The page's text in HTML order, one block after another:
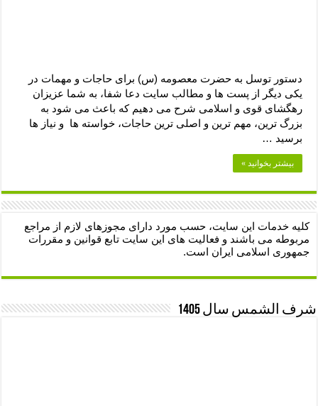
دستور توسل به حضرت معصومه (س) برای حاجات و مهمات در
یکی دیگر از پست ها و مطالب سایت دعا شفا، به شما عزیزان
رهگشای قوی و اسلامی شرح می دهیم که باعث می شود به
بزرگ ترین، مهم ترین و اصلی ترین حاجات، خواسته ها و نیاز ها
برسید …
بیشتر بخوانید »
کلیه خدمات این سایت، حسب مورد دارای مجوزهای لازم از مراجع
مربوطه می باشند و فعالیت های این سایت تابع قوانین و مقررات
جمهوری اسلامی ایران است.
شرف الشمس سال 1405